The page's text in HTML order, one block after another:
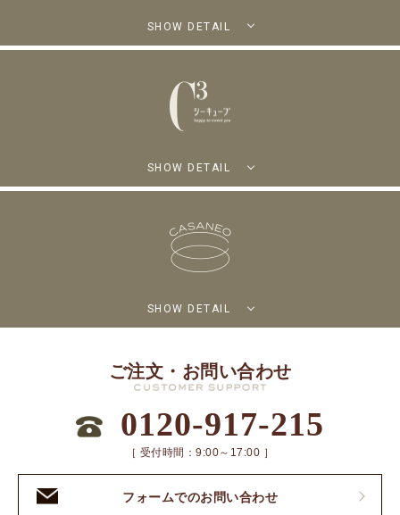
SHOW DETAIL
SHOW DETAIL
SHOW DETAIL
ご注文・お問い合わせ
0120-917-215
［ 受付時間：9:00～17:00 ］
フォームでのお問い合わせ